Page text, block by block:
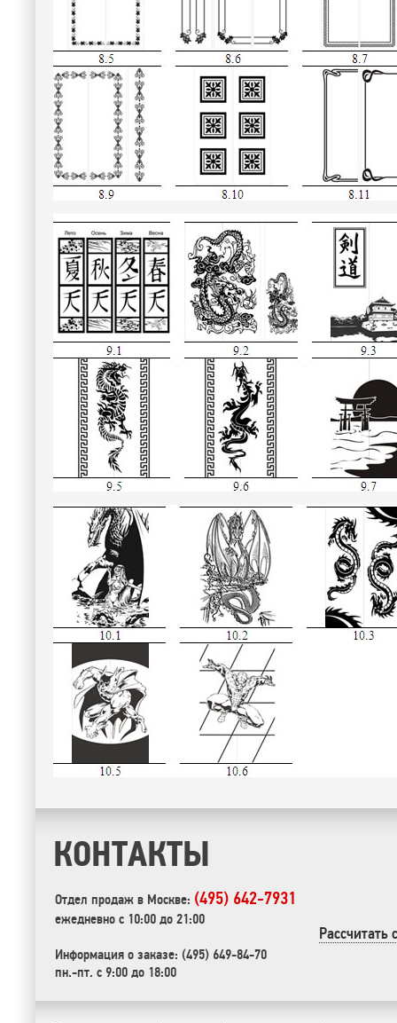
КОНТАКТЫ
Отдел продаж в Москве: (495) 642-7931
ежедневно с 10:00 до 21:00
Информация о заказе: (495) 649-84-70
пн.-пт. с 9:00 до 18:00